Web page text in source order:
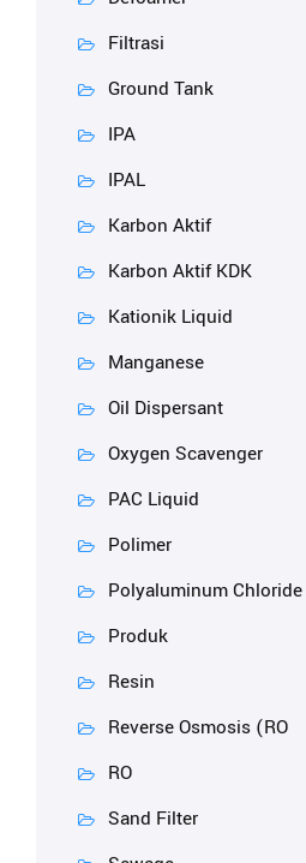
Filtrasi
Ground Tank
IPA
IPAL
Karbon Aktif
Karbon Aktif KDK
Kationik Liquid
Manganese
Oil Dispersant
Oxygen Scavenger
PAC Liquid
Polimer
Polyaluminum Chloride
Produk
Resin
Reverse Osmosis (RO
RO
Sand Filter